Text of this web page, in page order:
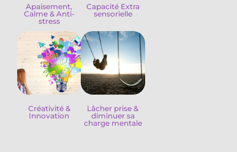
Apaisement,
Calme & Anti-
stress
Capacité Extra
sensorielle
Créativité &
Innovation
Lâcher prise &
diminuer sa
charge mentale